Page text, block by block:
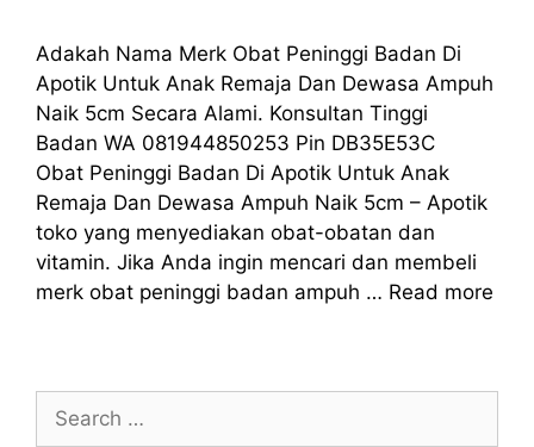
Adakah Nama Merk Obat Peninggi Badan Di
Apotik Untuk Anak Remaja Dan Dewasa Ampuh
Naik 5cm Secara Alami. Konsultan Tinggi
Badan WA 081944850253 Pin DB35E53C
Obat Peninggi Badan Di Apotik Untuk Anak
Remaja Dan Dewasa Ampuh Naik 5cm – Apotik
toko yang menyediakan obat-obatan dan
vitamin. Jika Anda ingin mencari dan membeli
merk obat peninggi badan ampuh … Read more
Search
for: